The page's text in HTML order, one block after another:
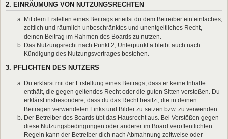
2. EINRÄUMUNG VON NUTZUNGSRECHTEN
Mit dem Erstellen eines Beitrags erteilst du dem Betreiber ein einfaches,
zeitlich und räumlich unbeschränktes und unentgeltliches Recht,
deinen Beitrag im Rahmen des Boards zu nutzen.
Das Nutzungsrecht nach Punkt 2, Unterpunkt a bleibt auch nach
Kündigung des Nutzungsvertrages bestehen.
3. PFLICHTEN DES NUTZERS
Du erklärst mit der Erstellung eines Beitrags, dass er keine Inhalte
enthält, die gegen geltendes Recht oder die guten Sitten verstoßen. Du
erklärst insbesondere, dass du das Recht besitzt, die in deinen
Beiträgen verwendeten Links und Bilder zu setzen bzw. zu verwenden.
Der Betreiber des Boards übt das Hausrecht aus. Bei Verstößen gegen
diese Nutzungsbedingungen oder anderer im Board veröffentlichten
Regeln kann der Betreiber dich nach Abmahnung zeitweise oder